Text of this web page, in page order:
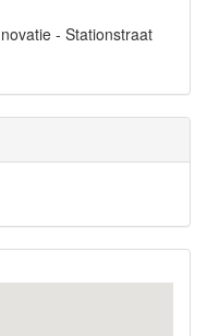
- Stationstraat